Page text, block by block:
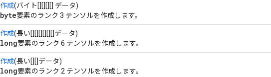
作成(バイト[][][][] データ)
byte要素のランク 3 テンソルを作成します。
作成(長い[][][][][][]データ)
long要素のランク 6 テンソルを作成します。
作成(長い[][]データ)
long要素のランク 2 テンソルを作成します。